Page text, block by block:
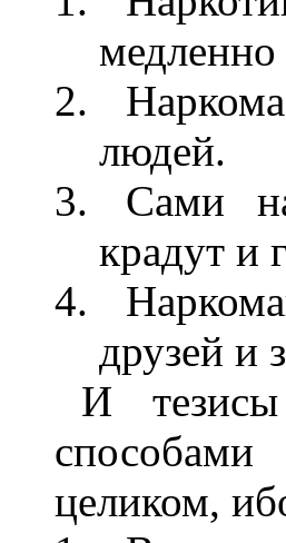
людей.
Сами
крадут и
друзей и
И тезисы
целиком,